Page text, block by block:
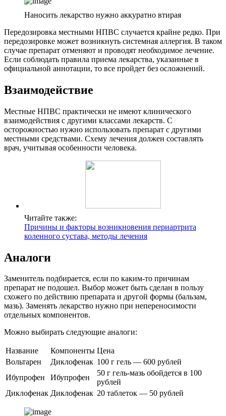
Наносить лекарство нужно аккуратно втирая
Передозировка местными НПВС случается крайне редко. При
передозировке может возникнуть системная аллергия. В таком
случае препарат отменяют и проводят необходимое лечение.
Если соблюдать правила приема лекарства, указанные в
официальной аннотации, то все пройдет без осложнений.
Взаимодействие
Местные НПВС практически не имеют клинического
взаимодействия с другими классами лекарств. С
осторожностью нужно использовать препарат с другими
местными средствами. Схему лечения должен составлять
врач, учитывая особенности человека.
Читайте также:
Причины и факторы возникновения периартрита
коленного сустава, методы лечения
Аналоги
Заменитель подбирается, если по каким-то причинам
препарат не подошел. Выбор может быть сделан в пользу
схожего по действию препарата и другой формы (бальзам,
мазь). Заменять лекарство нужно при непереносимости
отдельных компонентов.
Можно выбирать следующие аналоги:
Название Компоненты Цена
Вольтарен
Диклофенак 100 г гель — 600 рублей
Ибупрофен
Ибупрофен
50 г гель-мазь обойдется в 100
рублей
Диклофенак Диклофенак 20 таблеток — 50 рублей